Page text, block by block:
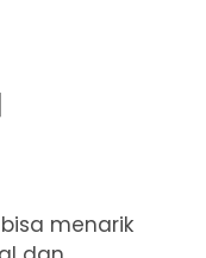
menarik